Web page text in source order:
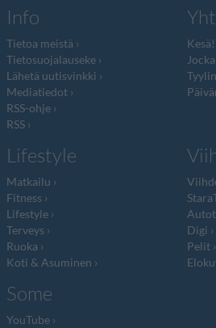
Info
Tietoa meistä
Tietosuojalauseke
Lähetä uutisvinkki
Mediatiedot
RSS-ohje
RSS
Kesä!
Jocka
Lifestyle
Matkailu
Fitness
Lifestyle
Terveys
Ruoka
Koti & Asuminen
Autot
Digi
Pelit
Some
YouTube